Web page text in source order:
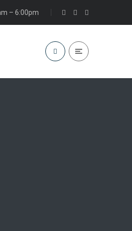
– 6:00pm